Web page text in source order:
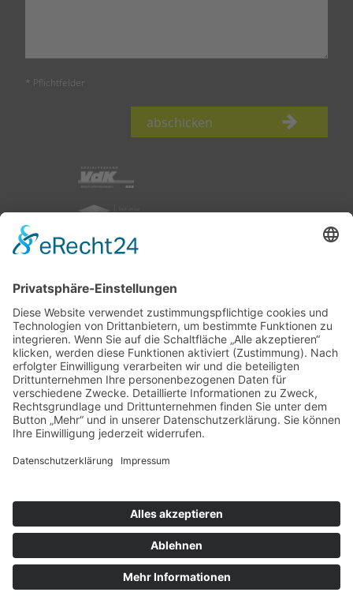
* Pflichtfelder
abschicken
nach oben
Impressum|Datenschutz
Ihnen gefällt, was Sie lesen?
Dann teilen Sie es mit anderen!
X